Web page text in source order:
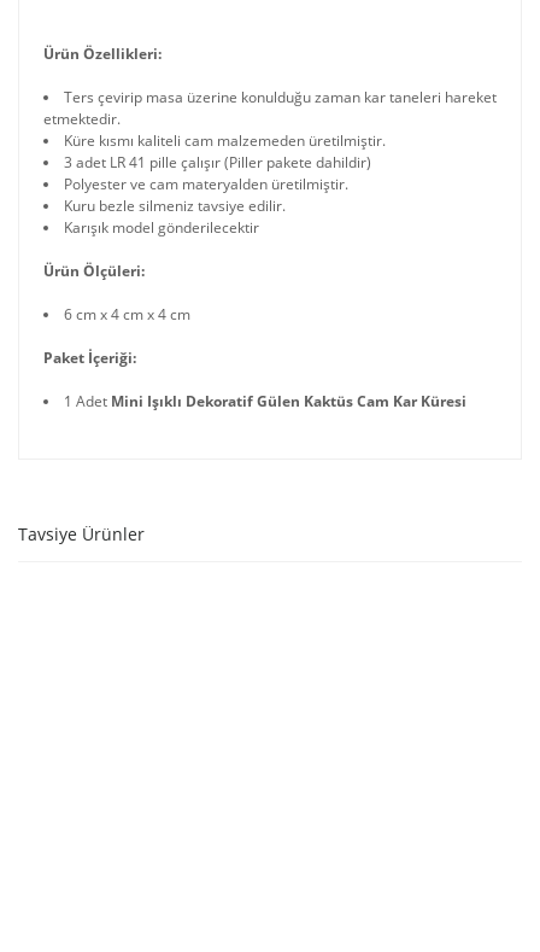
Ürün Özellikleri:
Ters çevirip masa üzerine konulduğu zaman kar taneleri hareket
etmektedir.
Küre kısmı kaliteli cam malzemeden üretilmiştir.
3 adet LR 41 pille çalışır (Piller pakete dahildir)
Polyester ve cam materyalden üretilmiştir.
Kuru bezle silmeniz tavsiye edilir.
Karışık model gönderilecektir
Ürün Ölçüleri:
6 cm x 4 cm x 4 cm
Paket İçeriği:
1 Adet Mini Işıklı Dekoratif Gülen Kaktüs Cam Kar Küresi
Tavsiye Ürünler